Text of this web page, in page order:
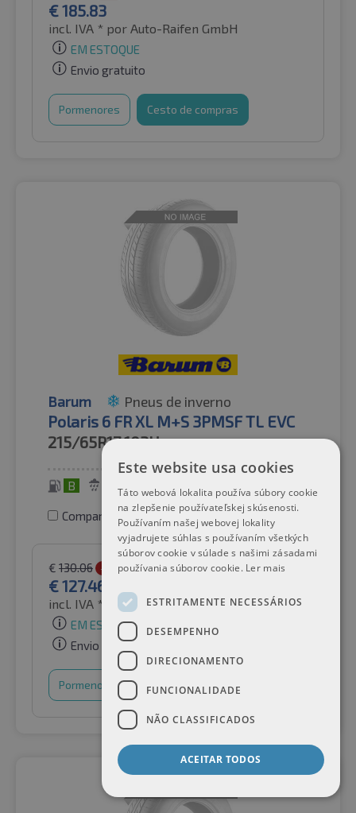
€185.83
incl. IVA * por Auto-Raifen GmbH
EM ESTOQUE
Envio gratuito
Pormenores Cesto de compras
Barum Pneus de inverno
Polaris 6 FR XL M+S 3PMSF TL EVC
215/65R17103H
B 72 dB
Comparar pneus
€ 130.06 -2%
€127.46
incl. IVA * por Auto-Raifen GmbH
EM ESTOQUE
Envio gratuito
Pormenores Cesto de compras
Este website usa cookies
Táto webová lokalita používa súbory cookie
na zlepšenie používateľskej skúsenosti.
Používaním našej webovej lokality
vyjadrujete súhlas s používaním všetkých
súborov cookie v súlade s našimi zásadami
používania súborov cookie. Ler mais
ESTRITAMENTE NECESSÁRIOS
DESEMPENHO
DIRECIONAMENTO
FUNCIONALIDADE
NÃO CLASSIFICADOS
ACEITAR TODOS